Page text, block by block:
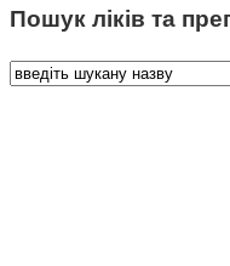
Пошук ліків та